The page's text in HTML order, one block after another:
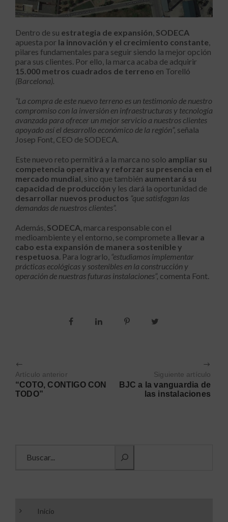
Dentro de su estrategia de expansión SODECA
apuesta por la innovación y el crecimiento constante
pilares fundamentales para seguir siendo la mejor opción
para sus clientes. Por ello, la marca acaba de adquirir
15.000 metros cuadrados de terreno en Torelló
(Barcelona).
“La compra de este nuevo terreno es un testimonio de nuestro
compromiso con la inversión en infraestructuras y tecnología
avanzada para ofrecer un mejor servicio a nuestros clientes
apoyado así el desarrollo económico de la región”, señala
Josep Font, CEO de SODECA.
Este nuevo reto permitirá a la marca no solo ampliar su
competencia operativa y reforzar su presencia en el
mercado mundial , sino que también aumentará su
capacidad de producción y les dará la oportunidad de
desarrollar nuevos productos “que satisfagan las
demandas de nuestros clientes”.
Además, SODECA , marca responsable con el
medioambiente y el entorno, se compromete a llevar a
cabo esta expansión de manera sostenible y
respetuosa . Para lograrlo, “estudiamos implementar
prácticas ecológicas y sostenibles en la construcción y
operación de nuestras futuras instalaciones”, comenta Font.
Artículo anterior
“COTO, CONTIGO CON
TODO”
Siguiente artículo
BJC a la vanguardia de
las instalaciones
Inicio